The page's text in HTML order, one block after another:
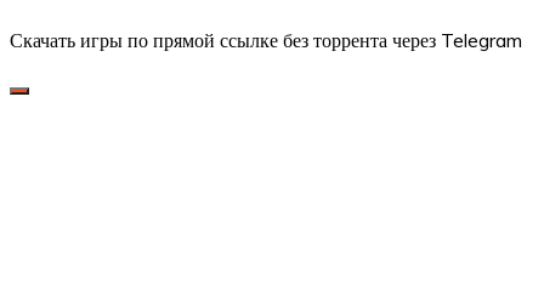
Скачать игры по прямой ссылке без торрента через Telegram